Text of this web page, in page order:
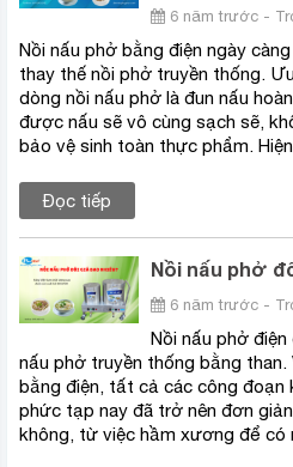
6 năm trước -
Nồi nấu phở bằng điện ngày
thay thế nồi phở truyền thống.
dòng nồi nấu phở là đun nấu
được nấu sẽ vô cùng sạch sẽ,
bảo vệ sinh toàn thực phẩm.
Đọc tiếp
Nồi nấu phở
6 năm trước -
Nồi nấu phở
nấu phở truyền thống bằng
bằng điện, tất cả các công đoạn
phức tạp nay đã trở nên đơn
không, từ việc hầm xương để